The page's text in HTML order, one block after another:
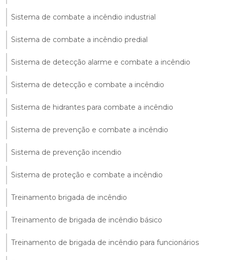
Sistema de combate a incêndio industrial
Sistema de combate a incêndio predial
Sistema de detecção alarme e combate a incêndio
Sistema de detecção e combate a incêndio
Sistema de hidrantes para combate a incêndio
Sistema de prevenção e combate a incêndio
Sistema de prevenção incendio
Sistema de proteção e combate a incêndio
Treinamento brigada de incêndio
Treinamento de brigada de incêndio básico
Treinamento de brigada de incêndio para funcionários